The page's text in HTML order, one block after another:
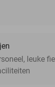
leuke